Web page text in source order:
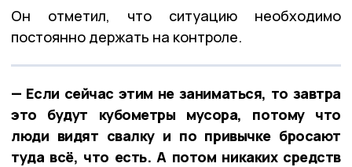
Он отметил, что ситуацию необходимо
постоянно держать на контроле.
— Если сейчас этим не заниматься, то завтра
это будут кубометры мусора, потому что
люди видят свалку и по привычке бросают
туда всё, что есть. А потом никаких средств